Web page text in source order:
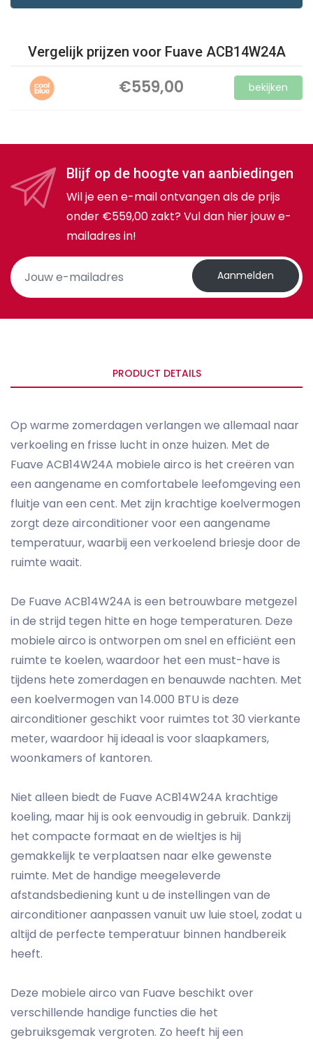
Vergelijk prijzen voor Fuave ACB14W24A
€559,00 bekijken
Blijf op de hoogte van aanbiedingen
Wil je een e-mail ontvangen als de prijs
onder €559,00 zakt? Vul dan hier jouw e-
mailadres in!
Aanmelden
PRODUCT DETAILS
Op warme zomerdagen verlangen we allemaal naar
verkoeling en frisse lucht in onze huizen. Met de
Fuave ACB14W24A mobiele airco is het creëren van
een aangename en comfortabele leefomgeving een
fluitje van een cent. Met zijn krachtige koelvermogen
zorgt deze airconditioner voor een aangename
temperatuur, waarbij een verkoelend briesje door de
ruimte waait.
De Fuave ACB14W24A is een betrouwbare metgezel
in de strijd tegen hitte en hoge temperaturen. Deze
mobiele airco is ontworpen om snel en efficiënt een
ruimte te koelen, waardoor het een must-have is
tijdens hete zomerdagen en benauwde nachten. Met
een koelvermogen van 14.000 BTU is deze
airconditioner geschikt voor ruimtes tot 30 vierkante
meter, waardoor hij ideaal is voor slaapkamers,
woonkamers of kantoren.
Niet alleen biedt de Fuave ACB14W24A krachtige
koeling, maar hij is ook eenvoudig in gebruik. Dankzij
het compacte formaat en de wieltjes is hij
gemakkelijk te verplaatsen naar elke gewenste
ruimte. Met de handige meegeleverde
afstandsbediening kunt u de instellingen van de
airconditioner aanpassen vanuit uw luie stoel, zodat u
altijd de perfecte temperatuur binnen handbereik
heeft.
Deze mobiele airco van Fuave beschikt over
verschillende handige functies die het
gebruiksgemak vergroten. Zo heeft hij een